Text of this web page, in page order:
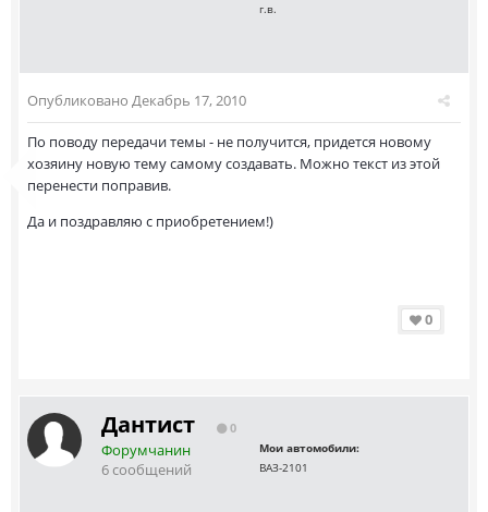
г.в.
Опубликовано Декабрь 17, 2010
По поводу передачи темы - не получится, придется новому
хозяину новую тему самому создавать. Можно текст из этой
перенести поправив.
Да и поздравляю с приобретением!)
0
Дантист 0
Форумчанин
6 сообщений
Мои автомобили:
ВАЗ-2101